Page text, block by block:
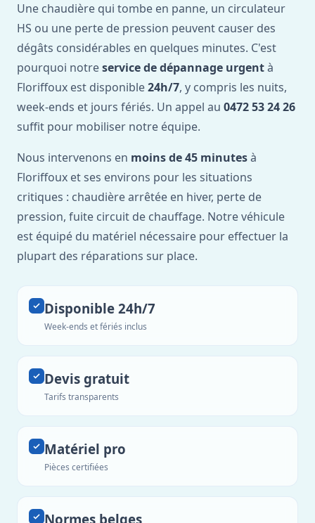
Une chaudière qui tombe en panne, un circulateur
HS ou une perte de pression peuvent causer des
dégâts considérables en quelques minutes. C'est
pourquoi notreservice de dépannage urgentà
Floriffoux est disponible24h/7, y compris les nuits,
week-ends et jours fériés. Un appel au 0472 53 24 26
suffit pour mobiliser notre équipe.
Nous intervenons en moins de 45 minutesà
Floriffoux et ses environs pour les situations
critiques : chaudière arrêtée en hiver, perte de
pression, fuite circuit de chauffage. Notre véhicule
est équipé du matériel nécessaire pour effectuer la
plupart des réparations sur place.
Disponible 24h/7
Week-ends et fériés inclus
Devis gratuit
Tarifs transparents
Matériel pro
Pièces certifiées
Normes belges